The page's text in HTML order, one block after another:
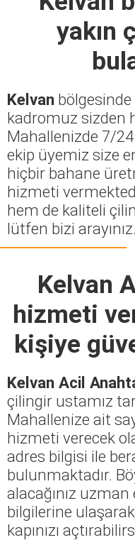
yakın
Kelvan
kadromuz sizden
Mahallenizde 7/
ekip üyemiz size
hiçbir bahane
hizmeti
hem de kaliteli
lütfen bizi arayınız.
Kelvan
hizmeti
kişiye
Kelvan Acil
çilingir ustamız
Mahallenize ait
hizmeti verecek
adres bilgisi ile
bulunmaktadır.
alacağınız
bilgilerine
kapınızı